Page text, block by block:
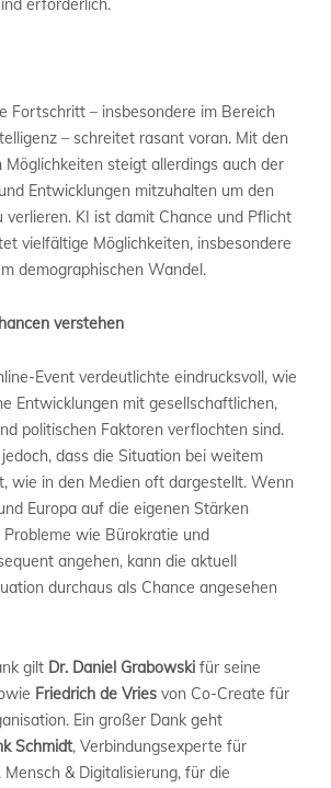
erforderlich.
Fortschritt – insbesondere im Bereich
– schreitet rasant voran. Mit den
Möglichkeiten steigt allerdings auch der
Entwicklungen mitzuhalten um den
verlieren. KI ist damit Chance und Pflicht
vielfältige Möglichkeiten, insbesondere
demographischen Wandel.
verstehen
Event verdeutlichte eindrucksvoll, wie
Entwicklungen mit gesellschaftlichen,
politischen Faktoren verflochten sind.
dass die Situation bei weitem
wie in den Medien oft dargestellt. Wenn
Europa auf die eigenen Stärken
wie Bürokratie und
angehen, kann die aktuell
durchaus als Chance angesehen
gilt Dr. Daniel Grabowski für seine
Friedrich de Vries von Co-Create für
Ein großer Dank geht
Schmidt, Verbindungsexperte für
& Digitalisierung, für die